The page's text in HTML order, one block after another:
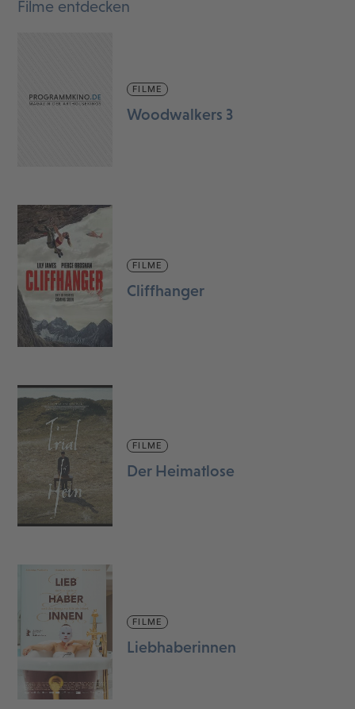
Filme entdecken
FILME
Woodwalkers 3
FILME
Cliffhanger
FILME
Der Heimatlose
FILME
Liebhaberinnen